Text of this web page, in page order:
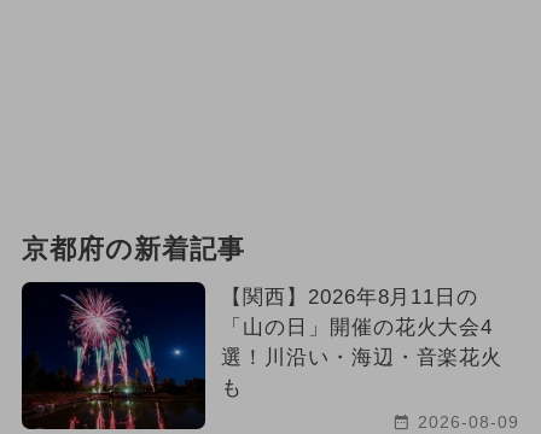
京都府の新着記事
【関西】2026年8月11日の
「山の日」開催の花火大会4
選！川沿い・海辺・音楽花火
も
2026-08-09